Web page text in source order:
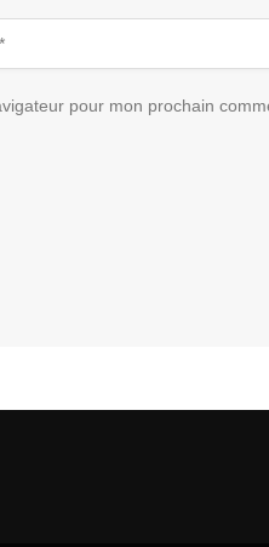
pour mon prochain